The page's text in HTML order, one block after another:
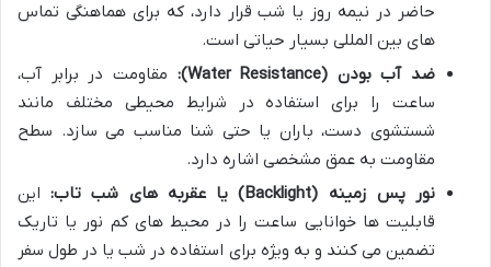
حاضر در نیمه روز یا شب قرار دارد، که برای هماهنگی تماس
های بین المللی بسیار حیاتی است.
ضد آب بودن (Water Resistance):
مقاومت در برابر آب،
ساعت را برای استفاده در شرایط محیطی مختلف مانند
شستشوی دست، باران یا حتی شنا مناسب می سازد. سطح
مقاومت به عمق مشخصی اشاره دارد.
نور پس زمینه (Backlight) یا عقربه های شب تاب:
این
قابلیت ها خوانایی ساعت را در محیط های کم نور یا تاریک
تضمین می کنند و به ویژه برای استفاده در شب یا در طول سفر